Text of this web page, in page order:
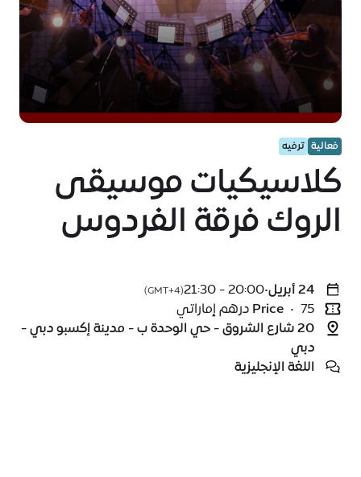
فعالية ترفيه
كلاسيكيات موسيقى
الروك فرقة الفردوس
24 أبريل •
20:00 - 21:30
(GMT+4)
Price • 75 درهم إماراتي
20 شارع الشروق - حي الوحدة ب - مدينة إكسبو دبي -
دبي
اللغة الإنجليزية